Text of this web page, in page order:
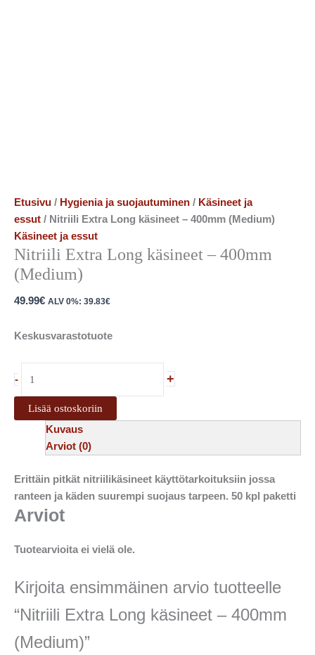
Etusivu / Hygienia ja suojautuminen / Käsineet ja
essut / Nitriili Extra Long käsineet – 400mm (Medium)
Käsineet ja essut
Nitriili Extra Long käsineet – 400mm
(Medium)
49.99€ ALV 0%: 39.83€
Keskusvarastotuote
- +
Lisää ostoskoriin
Kuvaus
Arviot (0)
Erittäin pitkät nitriilikäsineet käyttötarkoituksiin jossa
ranteen ja käden suurempi suojaus tarpeen. 50 kpl paketti
Arviot
Tuotearvioita ei vielä ole.
Kirjoita ensimmäinen arvio tuotteelle
“Nitriili Extra Long käsineet – 400mm
(Medium)”